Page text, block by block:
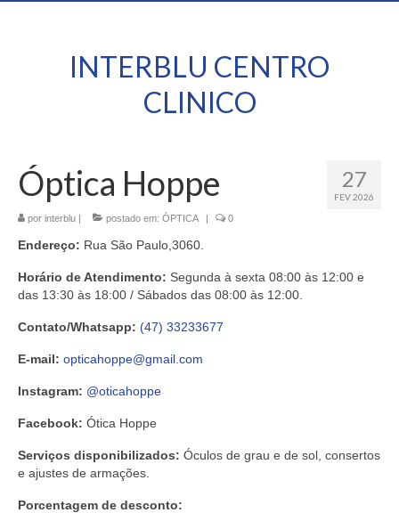
INTERBLU CENTRO
CLINICO
27
FEV 2026
Óptica Hoppe
por interblu | postado em: ÓPTICA | 0
Endereço: Rua São Paulo,3060.
Horário de Atendimento: Segunda à sexta 08:00 às 12:00 e
das 13:30 às 18:00 / Sábados das 08:00 às 12:00.
Contato/Whatsapp: (47) 33233677
E-mail: opticahoppe@gmail.com
Instagram: @oticahoppe
Facebook: Ótica Hoppe
Serviços disponibilizados: Óculos de grau e de sol, consertos
e ajustes de armações.
Porcentagem de desconto: